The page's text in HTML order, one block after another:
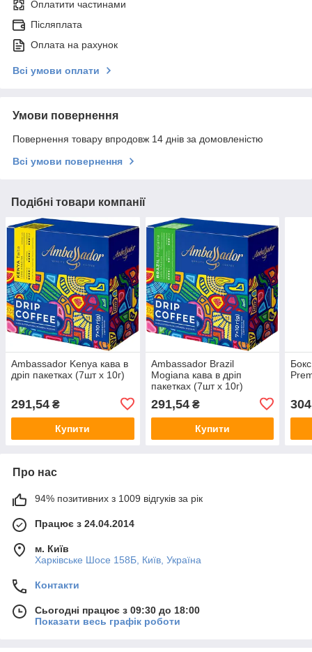
Оплатити частинами
Післяплата
Оплата на рахунок
Всі умови оплати
Умови повернення
Повернення товару впродовж 14 днів за домовленістю
Всі умови повернення
Подібні товари компанії
Ambassador Kenya кава в
дріп пакетках (7шт х 10г)
291,54 ₴
Купити
Ambassador Brazil
Mogiana кава в дріп
пакетках (7шт х 10г)
291,54₴
Купити
Про нас
94% позитивних з 1009 відгуків за рік
Працює з 24.04.2014
м. Київ
Харківське Шосе 158Б, Київ, Україна
Контакти
Сьогодні працює з 09:30 до 18:00
Показати весь графік роботи